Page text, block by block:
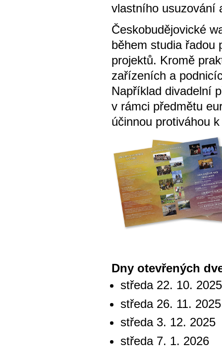
vlastního usuzování
Českobudějovické
během studia řadou
projektů. Kromě
zařízeních a
Například divadelní
v rámci předmětu
účinnou protiváhou
Dny otevřených
středa 22. 10.
středa 26. 11. 2025
středa 3. 12. 2025
středa 7. 1. 2026